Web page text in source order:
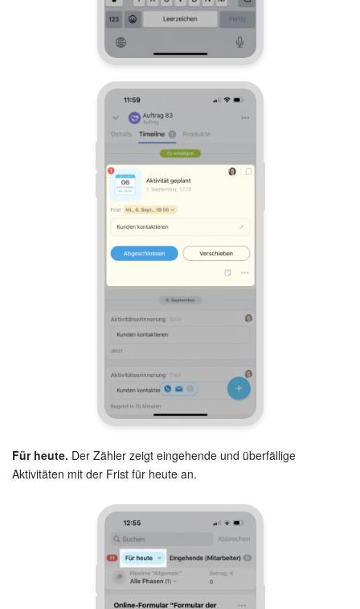
Für heute. Der Zähler zeigt eingehende und überfällige
Aktivitäten mit der Frist für heute an.